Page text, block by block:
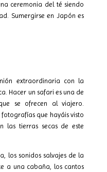
ceremonia del té siendo
Sumergirse en Japón es
extraordinaria con la
Hacer un safari es una de
se ofrecen al viajero.
que hayáis visto
las tierras secas de este
los sonidos salvajes de la
a una cabaña, los cantos